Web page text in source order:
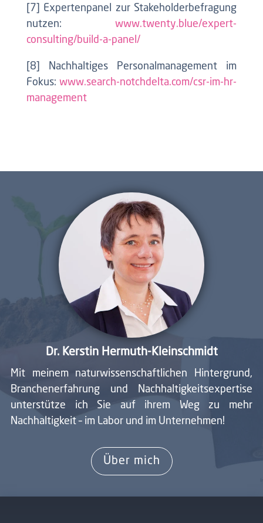
[7] Expertenpanel zur Stakeholderbefragung
nutzen:www.twenty.blue/expert-
consulting/build-a-panel/
[8] Nachhaltiges Personalmanagement im
Fokus:www.search-notchdelta.com/csr-im-hr-
management
Dr. Kerstin Hermuth-Kleinschmidt
Mit meinem naturwissenschaftlichen Hintergrund,
Branchenerfahrung und Nachhaltigkeitsexpertise
unterstütze ich Sie auf ihrem Weg zu mehr
Nachhaltigkeit – im Labor und im Unternehmen!
Über mich